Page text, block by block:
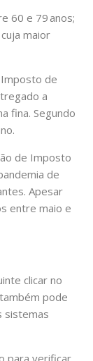
60 e 79 anos;
maior
de
a
fina. Segundo
de Imposto
de
Apesar
entre maio e
clicar no
pode
sistemas
para verificar